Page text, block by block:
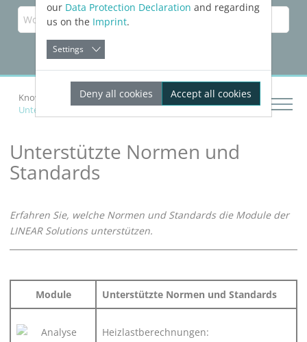
Knowledge Base AutoCAD
Unterstützte Normen und Standards
Unterstützte Normen und
Standards
Erfahren Sie, welche Normen und Standards die Module der
LINEARSolutions unterstützen.
Module Unterstützte Normen und Standards
Heizlastberechnungen:
our Data Protection Declaration and regarding
us on the Imprint.
Settings
Deny all cookies Accept all cookies